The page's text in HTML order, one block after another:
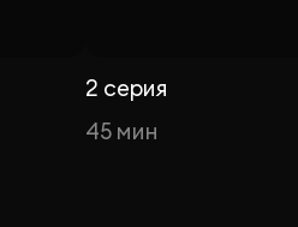
2 серия
45 мин